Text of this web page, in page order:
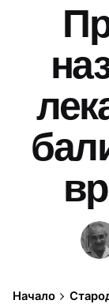
Начало